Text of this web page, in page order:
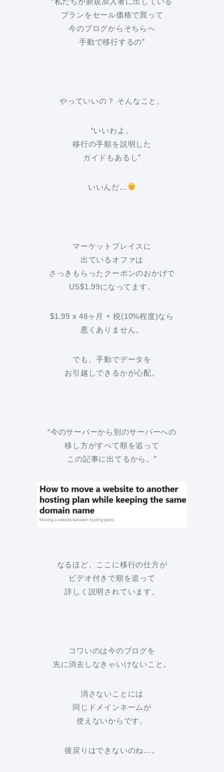
プランをセール価格で買って
今のブログからそちらへ
手動で移行するの”
やっていいの？ そんなこと。
“いいわよ。
移行の手順を説明した
ガイドもあるし”
いいんだ…
マーケットプレイスに
出ているオファは
さっきもらったクーポンのおかげで
US$1.99になってます。
$1.99 x 48ヶ月 + 税(10%程度)なら
悪くありません。
でも、手動でデータを
お引越しできるかが心配。
“今のサーバーから別のサーバーへの
移し方がすべて順を追って
この記事に出てるから。”
なるほど、ここに移行の仕方が
ビデオ付きで順を追って
詳しく説明されています。
コワいのは今のブログを
先に消去しなきゃいけないこと。
消さないことには
同じドメインネームが
使えないからです。
後戻りはできないのね…。